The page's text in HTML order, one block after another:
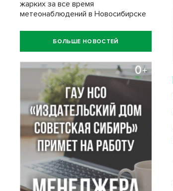
жарких за все время
метеонаблюдений в Новосибирске
БОЛЬШЕ НОВОСТЕЙ